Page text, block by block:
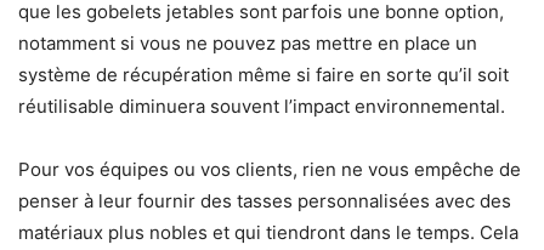
que les gobelets jetables sont parfois une bonne option,
notamment si vous ne pouvez pas mettre en place un
système de récupération même si faire en sorte qu’il soit
réutilisable diminuera souvent l’impact environnemental.
Pour vos équipes ou vos clients, rien ne vous empêche de
penser à leur fournir des tasses personnalisées avec des
matériaux plus nobles et qui tiendront dans le temps. Cela